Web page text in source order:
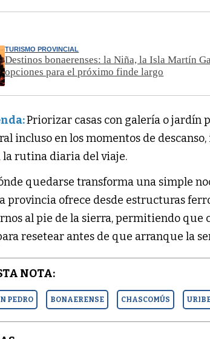
TURISMO PROVINCIAL
Destinos bonaerenses: la Niña, la Isla Martín
opciones para el próximo finde largo
Priorizar casas con galería o jardín
incluso en los momentos de
la rutina diaria del viaje.
quedarse transforma una simple
provincia ofrece desde estructuras
al pie de la sierra, permitiendo que
resetear antes de que arranque la
NOTA:
PEDRO BONAERENSE CHASCOMÚS